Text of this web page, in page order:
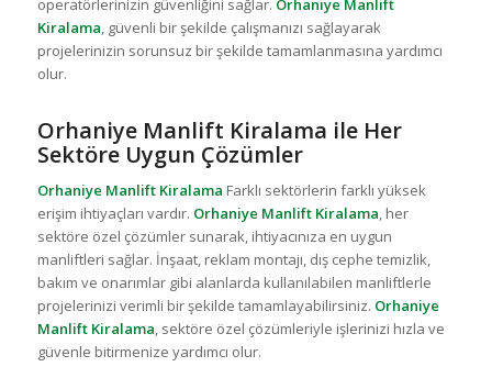
operatörlerinizin güvenliğini sağlar. Orhaniye Manlift
Kiralama, güvenli bir şekilde çalışmanızı sağlayarak
projelerinizin sorunsuz bir şekilde tamamlanmasına yardımcı
olur.
Orhaniye Manlift Kiralama ile Her
Sektöre Uygun Çözümler
Orhaniye Manlift Kiralama Farklı sektörlerin farklı yüksek
erişim ihtiyaçları vardır. Orhaniye Manlift Kiralama, her
sektöre özel çözümler sunarak, ihtiyacınıza en uygun
manliftleri sağlar. İnşaat, reklam montajı, dış cephe temizlik,
bakım ve onarımlar gibi alanlarda kullanılabilen manliftlerle
projelerinizi verimli bir şekilde tamamlayabilirsiniz. Orhaniye
Manlift Kiralama, sektöre özel çözümleriyle işlerinizi hızla ve
güvenle bitirmenize yardımcı olur.